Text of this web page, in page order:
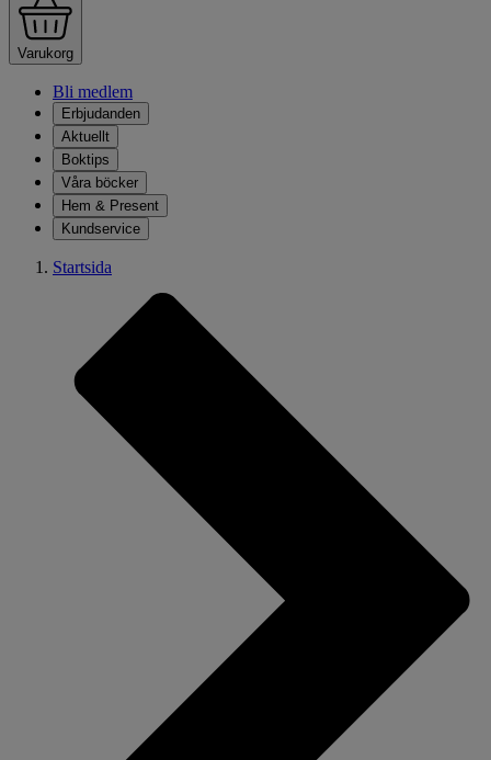
Varukorg
Bli medlem
Erbjudanden
Aktuellt
Boktips
Våra böcker
Hem & Present
Kundservice
Startsida